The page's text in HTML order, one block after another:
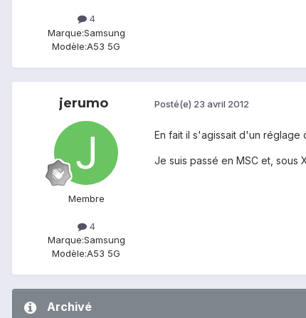
4
Marque:Samsung
Modèle:A53 5G
jerumo
Membre
4
Marque:Samsung
Modèle:A53 5G
Posté(e) 23 avril 2012
En fait il s'agissait d'un réglage
Je suis passé en MSC et, sous
Archivé